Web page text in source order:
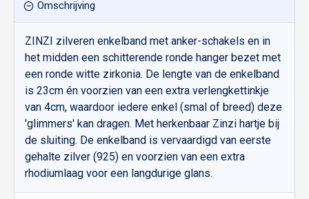
Omschrijving
ZINZI zilveren enkelband met anker-schakels en in
het midden een schitterende ronde hanger bezet met
een ronde witte zirkonia. De lengte van de enkelband
is 23cm én voorzien van een extra verlengkettinkje
van 4cm, waardoor iedere enkel (smal of breed) deze
'glimmers' kan dragen. Met herkenbaar Zinzi hartje bij
de sluiting. De enkelband is vervaardigd van eerste
gehalte zilver (925) en voorzien van een extra
rhodiumlaag voor een langdurige glans.